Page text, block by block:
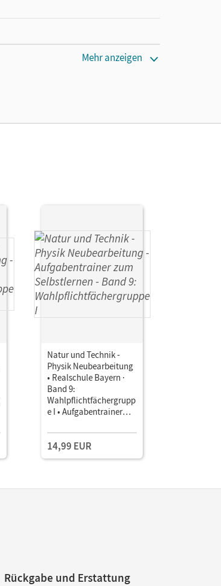
Mehr anzeigen
Natur und Technik -
Physik Neubearbeitung
• Realschule Bayern ·
Band 9:
Wahlpflichtfächergrupp
e I • Aufgabentrainer
14,99 EUR
Rückgabe und Erstattung